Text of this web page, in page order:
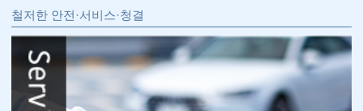
철저한 안전·서비스·청결